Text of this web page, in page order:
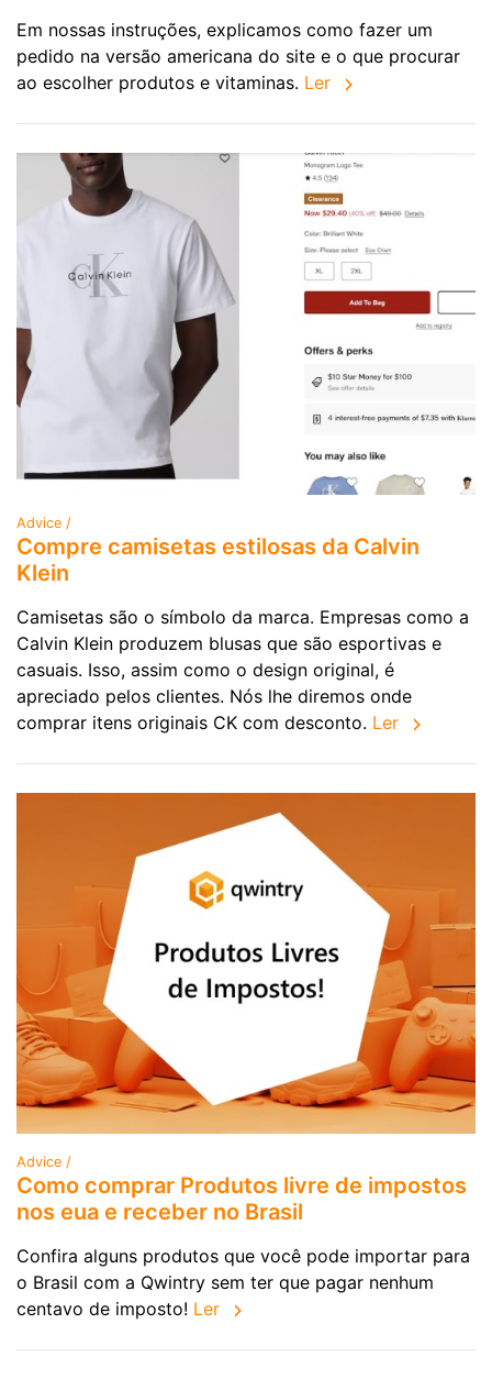
Em nossas instruções, explicamos como fazer um
pedido na versão americana do site e o que procurar
ao escolher produtos e vitaminas. Ler
Advice /
Compre camisetas estilosas da Calvin
Klein
Camisetas são o símbolo da marca. Empresas como a
Calvin Klein produzem blusas que são esportivas e
casuais. Isso, assim como o design original, é
apreciado pelos clientes. Nós lhe diremos onde
comprar itens originais CK com desconto. Ler
Advice /
Como comprar Produtos livre de impostos
nos eua e receber no Brasil
Confira alguns produtos que você pode importar para
o Brasil com a Qwintry sem ter que pagar nenhum
centavo de imposto! Ler